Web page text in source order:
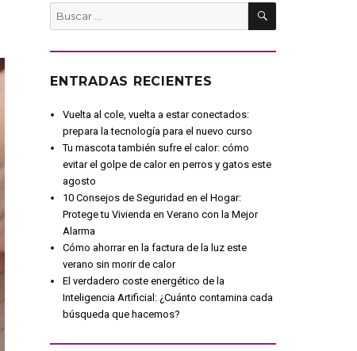
Buscar
por:
BUSCAR
ENTRADAS RECIENTES
Vuelta al cole, vuelta a estar conectados:
prepara la tecnología para el nuevo curso
Tu mascota también sufre el calor: cómo
evitar el golpe de calor en perros y gatos este
agosto
10 Consejos de Seguridad en el Hogar:
Protege tu Vivienda en Verano con la Mejor
Alarma
Cómo ahorrar en la factura de la luz este
verano sin morir de calor
El verdadero coste energético de la
Inteligencia Artificial: ¿Cuánto contamina cada
búsqueda que hacemos?